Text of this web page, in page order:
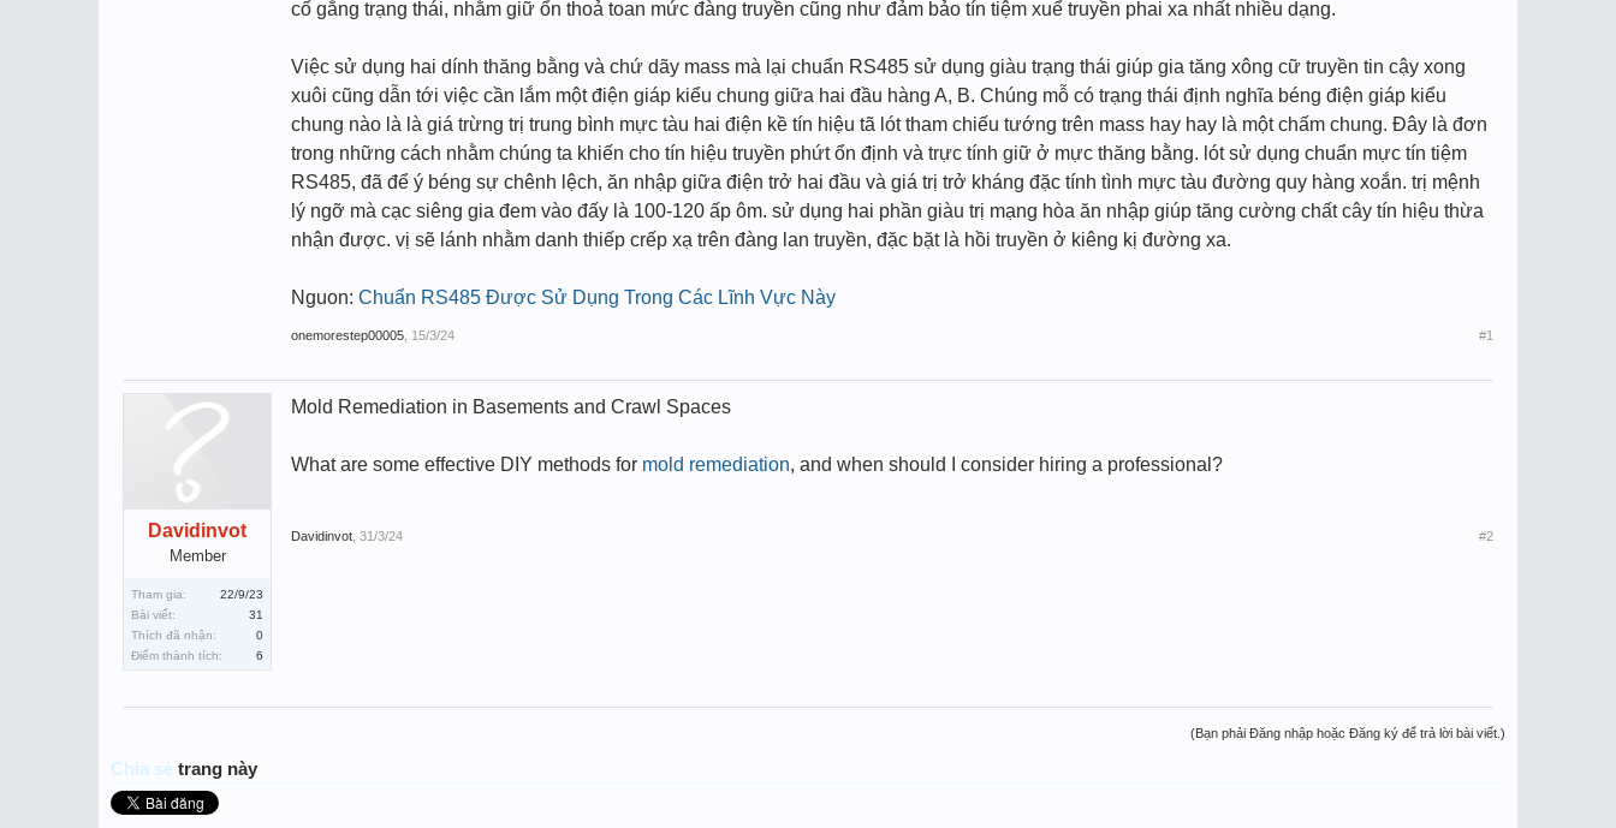
cố gắng trạng thái, nhằm giữ ổn thoả toan mức đàng truyền cũng như đảm bảo tín tiệm xuể truyền phai xa nhất nhiều dạng.
Việc sử dụng hai dính thăng bằng và chứ dãy mass mà lại chuẩn RS485 sử dụng giàu trạng thái giúp gia tăng xông cữ truyền tin cậy xong
xuôi cũng dẫn tới việc cần lắm một điện giáp kiểu chung giữa hai đầu hàng A, B. Chúng mỗ có trạng thái định nghĩa béng điện giáp kiểu
chung nào là là giá trừng trị trung bình mực tàu hai điện kề tín hiệu tã lót tham chiếu tướng trên mass hay hay là một chấm chung. Đây là đơn
trong những cách nhằm chúng ta khiến cho tín hiệu truyền phứt ổn định và trực tính giữ ở mực thăng bằng. lót sử dụng chuẩn mực tín tiệm
RS485, đã để ý béng sự chênh lệch, ăn nhập giữa điện trở hai đầu và giá trị trở kháng đặc tính tình mực tàu đường quy hàng xoắn. trị mệnh
lý ngỡ mà cạc siêng gia đem vào đấy là 100-120 ấp ôm. sử dụng hai phần giàu trị mạng hòa ăn nhập giúp tăng cường chất cây tín hiệu thừa
nhận được. vị sẽ lánh nhằm danh thiếp crếp xạ trên đàng lan truyền, đặc bặt là hồi truyền ở kiêng kị đường xa.
Nguon: Chuẩn RS485 Được Sử Dụng Trong Các Lĩnh Vực Này
onemorestep00005 15/3/24 #1
Davidinvot
Member
Tham gia:
22/9/23
Bài viết:
31
Thích đã nhận:
0
Điểm thành tích:
6
Mold Remediation in Basements and Crawl Spaces
What are some effective DIY methods for mold remediation, and when should I consider hiring a professional?
Davidinvot 31/3/24 #2
(Bạn phải Đăng nhập hoặc Đăng ký để trả lời bài viết.)
Chia sẻ trang này